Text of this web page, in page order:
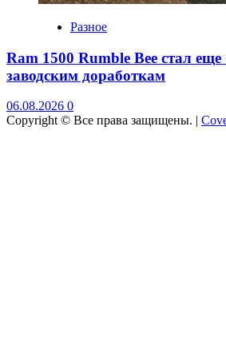
Разное
Ram 1500 Rumble Bee стал еще
заводским доработкам
06.08.2026 0
Copyright © Все права защищены. |